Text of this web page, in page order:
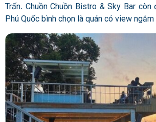
Trấn. Chuồn Chuồn Bistro & Sky Bar
Phú Quốc bình chọn là quán có view